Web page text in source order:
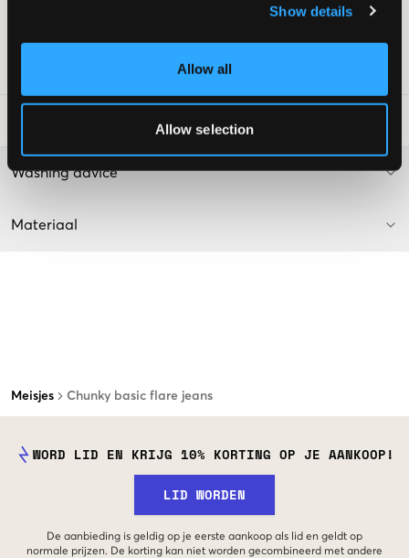
Show details
Allow all
Allow selection
Meisjes Chunky basic flare jeans
Washing advice
Materiaal
WORD LID EN KRIJG 10% KORTING OP JE AANKOOP!
LID WORDEN
De aanbieding is geldig op je eerste aankoop als lid en geldt op
normale prijzen. De korting kan niet worden gecombineerd met andere